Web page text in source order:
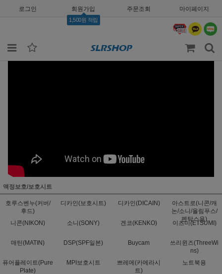
로그인 회원가입
1,500원 적립
주문조회 마이페이지
액정보호/보호시트
호루스벤누(커버/
후드)
디카인(보호시트) 디카인(DICAIN)
아스트로(니콘/캐
논/소니/올림푸스/
펜탁스용)
니콘(NIKON) 소니(SONY) 겐코(KENKO) 이츠미(ETSUMI)
매틴(MATIN) DSP(SPF일본) Buycam
쓰리윈즈(ThreeWi
ns)
퓨어플레이트(Pure
Plate)
MPI보호시트
쁘레메(카메라시
트)
노트북용